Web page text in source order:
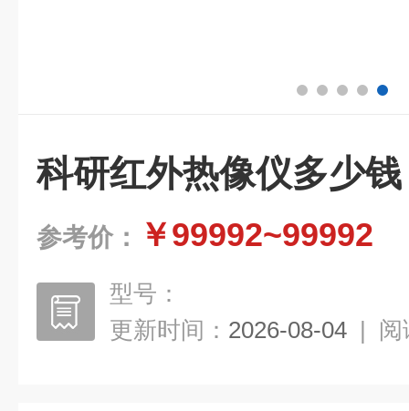
科研红外热像仪多少钱
参考价： ￥99992~99992
型号：
更新时间： 2026-08-04 | 阅